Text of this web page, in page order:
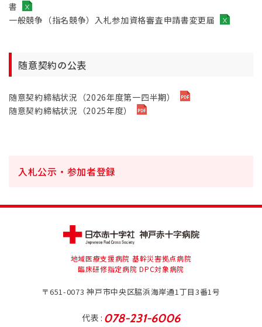
書
一般競争（指名競争）入札参加資格審査申請書変更届
随意契約の公表
随意契約締結状況（2026年度第一四半期）
随意契約締結状況（2025年度）
入札公示・参加者登録
地域医療支援病院 基幹災害拠点病院
臨床研修指定病院 DPC対象病院
〒651-0073神戸市中央区脇浜海岸通1丁目3番1号
代表 078-231-6006